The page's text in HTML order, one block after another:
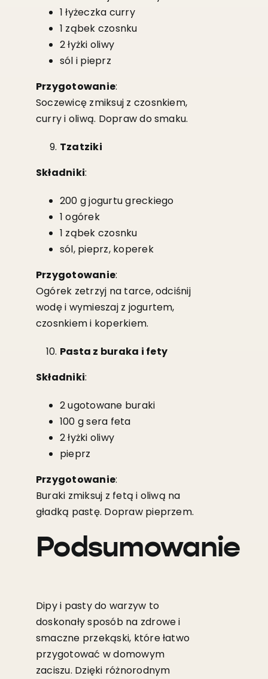
1 łyżeczka curry
1 ząbek czosnku
2 łyżki oliwy
sól i pieprz
Przygotowanie:
Soczewicę zmiksuj z czosnkiem,
curry i oliwą. Dopraw do smaku.
Tzatziki
Składniki:
200 g jogurtu greckiego
1 ogórek
1 ząbek czosnku
sól, pieprz, koperek
Przygotowanie:
Ogórek zetrzyj na tarce, odciśnij
wodę i wymieszaj z jogurtem,
czosnkiem i koperkiem.
Pasta z buraka i fety
Składniki:
2 ugotowane buraki
100 g sera feta
2 łyżki oliwy
pieprz
Przygotowanie:
Buraki zmiksuj z fetą i oliwą na
gładką pastę. Dopraw pieprzem.
Podsumowanie
Dipy i pasty do warzyw to
doskonały sposób na zdrowe i
smaczne przekąski, które łatwo
przygotować w domowym
zaciszu. Dzięki różnorodnym